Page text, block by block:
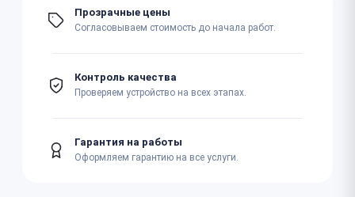
Прозрачные цены
Согласовываем стоимость до начала работ.
Контроль качества
Проверяем устройство на всех этапах.
Гарантия на работы
Оформляем гарантию на все услуги.